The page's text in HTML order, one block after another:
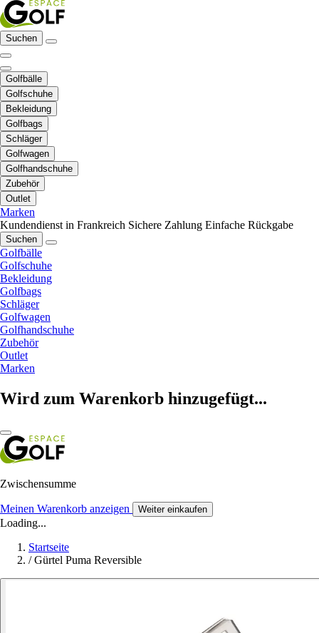
Suchen
Golfbälle
Golfschuhe
Bekleidung
Golfbags
Schläger
Golfwagen
Golfhandschuhe
Zubehör
Outlet
Marken
Kundendienst in Frankreich Sichere Zahlung Einfache Rückgabe
Suchen
Golfbälle
Golfschuhe
Bekleidung
Golfbags
Schläger
Golfwagen
Golfhandschuhe
Zubehör
Outlet
Marken
Wird zum Warenkorb hinzugefügt...
Zwischensumme
Meinen Warenkorb anzeigen Weiter einkaufen
Loading...
Startseite
/ Gürtel Puma Reversible